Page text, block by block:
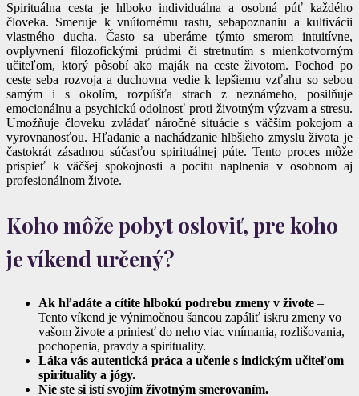
Spirituálna cesta je hlboko individuálna a osobná púť každého
človeka. Smeruje k vnútornému rastu, sebapoznaniu a kultivácii
vlastného ducha. Často sa uberáme týmto smerom intuitívne,
ovplyvnení filozofickými prúdmi či stretnutím s mienkotvorným
učiteľom, ktorý pôsobí ako maják na ceste životom. Pochod po
ceste seba rozvoja a duchovna vedie k lepšiemu vzťahu so sebou
samým i s okolím, rozpúšťa strach z neznámeho, posilňuje
emocionálnu a psychickú odolnosť proti životným výzvam a stresu.
Umožňuje človeku zvládať náročné situácie s väčším pokojom a
vyrovnanosťou. Hľadanie a nachádzanie hlbšieho zmyslu života je
častokrát zásadnou súčasťou spirituálnej púte. Tento proces môže
prispieť k väčšej spokojnosti a pocitu naplnenia v osobnom aj
profesionálnom živote.
Koho môže pobyt osloviť, pre koho
je víkend určený?
Ak hľadáte a cítite hlbokú podrebu zmeny v živote –
Tento víkend je výnimočnou šancou zapáliť iskru zmeny vo
vašom živote a priniesť do neho viac vnímania, rozlišovania,
pochopenia, pravdy a spirituality.
Láka vás autentická práca a učenie s indickým učiteľom
spirituality a jógy.
Nie ste si istí svojím životným smerovaním.